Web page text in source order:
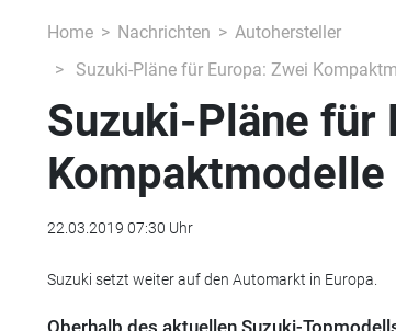
Home Nachrichten
Autohersteller
Suzuki-Pläne für Europa: Zwei
Suzuki-Pläne für
22.03.2019 07:30 Uhr
Suzuki setzt weiter auf den Automarkt in Europa.
Oberhalb des aktuellen Suzuki-